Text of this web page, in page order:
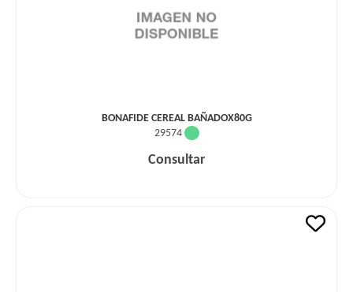
BONAFIDE CEREAL BAÑADOX80G
29574
Consultar